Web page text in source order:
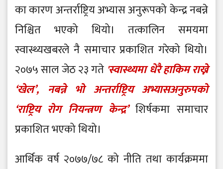
का कारण अन्तर्राष्ट्रिय अभ्यास अनुरूपको केन्द्र नबन्ने
निश्चित भएको थियो। तत्कालिन समयमा
स्वास्थ्यखबरले नै समाचार प्रकाशित गरेको थियो।
२०७५ साल जेठ २३ गते 'स्वास्थ्यमा धेरै हाकिम राख्ने
‘खेल’, नबन्ने भो अन्तर्राष्ट्रिय अभ्यासअनुरुपको
‘राष्ट्रिय रोग नियन्त्रण केन्द्र’शिर्षकमा समाचार
प्रकाशित भएको थियो।
आर्थिक वर्ष २०७७/७८ को नीति तथा कार्यक्रममा